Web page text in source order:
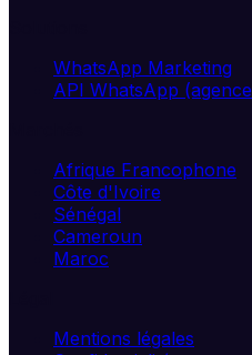
WhatsApp Marketing
API WhatsApp
Afrique Francophone
Côte d'Ivoire
Sénégal
Cameroun
Maroc
Mentions légales